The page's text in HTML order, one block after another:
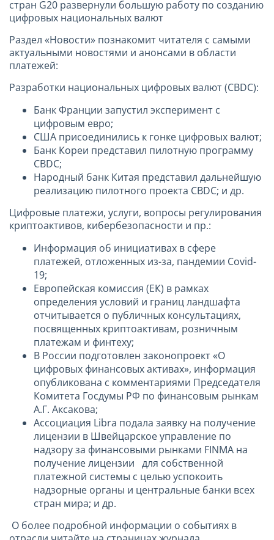
стран G20 развернули большую работу по созданию
цифровых национальных валют
Раздел «Новости» познакомит читателя с самыми
актуальными новостями и анонсами в области
платежей:
Разработки национальных цифровых валют (CBDC):
Банк Франции запустил эксперимент с
цифровым евро;
США присоединились к гонке цифровых валют;
Банк Кореи представил пилотную программу
CBDC;
Народный банк Китая представил дальнейшую
реализацию пилотного проекта CBDC; и др.
Цифровые платежи, услуги, вопросы регулирования
криптоактивов, кибербезопасности и пр.:
Информация об инициативах в сфере
платежей, отложенных из-за, пандемии Covid-
19;
Европейская комиссия (ЕК) в рамках
определения условий и границ ландшафта
отчитывается о публичных консультациях,
посвященных криптоактивам, розничным
платежам и финтеху;
В России подготовлен законопроект «О
цифровых финансовых активах», информация
опубликована с комментариями Председателя
Комитета Госдумы РФ по финансовым рынкам
А.Г. Аксакова;
Ассоциация Libra подала заявку на получение
лицензии в Швейцарское управление по
надзору за финансовыми рынками FINMA на
получение лицензии для собственной
платежной системы с целью успокоить
надзорные органы и центральные банки всех
стран мира; и др.
О более подробной информации о событиях в